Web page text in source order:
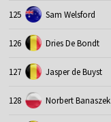
125 Sam Welsford
126 Dries De Bondt
127 Jasper de Buyst
128 Norbert Banaszek